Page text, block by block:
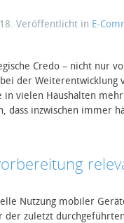
. Veröffentlicht in E-
Credo – nicht nur
bei der
vielen Haushalten
dass inzwischen immer
Nutzung mobiler
der zuletzt